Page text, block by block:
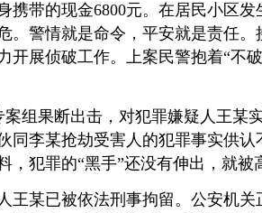
携带的现金6800元。 在居民小区发
。 警情就是命令，平安就是责任。
开展侦破工作。 上案民警抱着“不
案组果断出击，对犯罪嫌疑人王某
同李某抢劫受害人的犯罪事实供认
，犯罪的“黑手”还没有伸出，就被
王某已被依法刑事拘留。 公安机关